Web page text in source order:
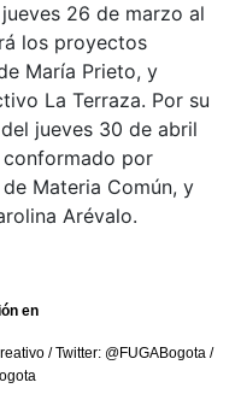
26 de marzo al
los proyectos
María Prieto, y
La Terraza. Por su
jueves 30 de abril
por
de Materia Común, y
Arévalo.
en
/ Twitter: @FUGABogota /